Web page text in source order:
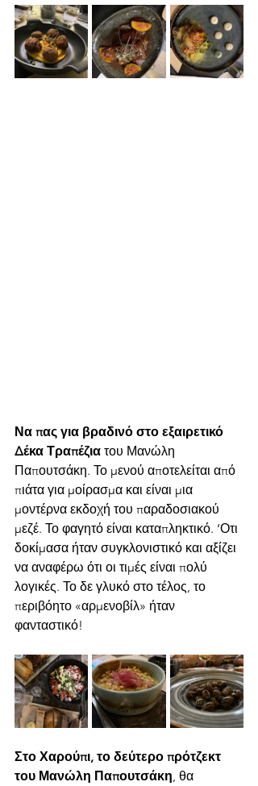
Να πας για βραδινό στο εξαιρετικό
Δέκα Τραπέζια του Μανώλη
Παπουτσάκη. Το μενού αποτελείται από
πιάτα για μοίρασμα και είναι μια
μοντέρνα εκδοχή του παραδοσιακού
μεζέ. Το φαγητό είναι καταπληκτικό. ‘Οτι
δοκίμασα ήταν συγκλονιστικό και αξίζει
να αναφέρω ότι οι τιμές είναι πολύ
λογικές. Το δε γλυκό στο τέλος, το
περιβόητο «αρμενοβίλ» ήταν
φανταστικό!
Στο Χαρούπι, το δεύτερο πρότζεκτ
του Μανώλη Παπουτσάκη, θα